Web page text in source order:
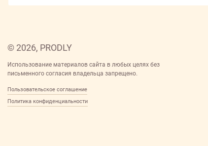
© 2026, PRODLY
Использование материалов сайта в любых целях без
письменного согласия владельца запрещено.
Пользовательское соглашение
Политика конфиденциальности